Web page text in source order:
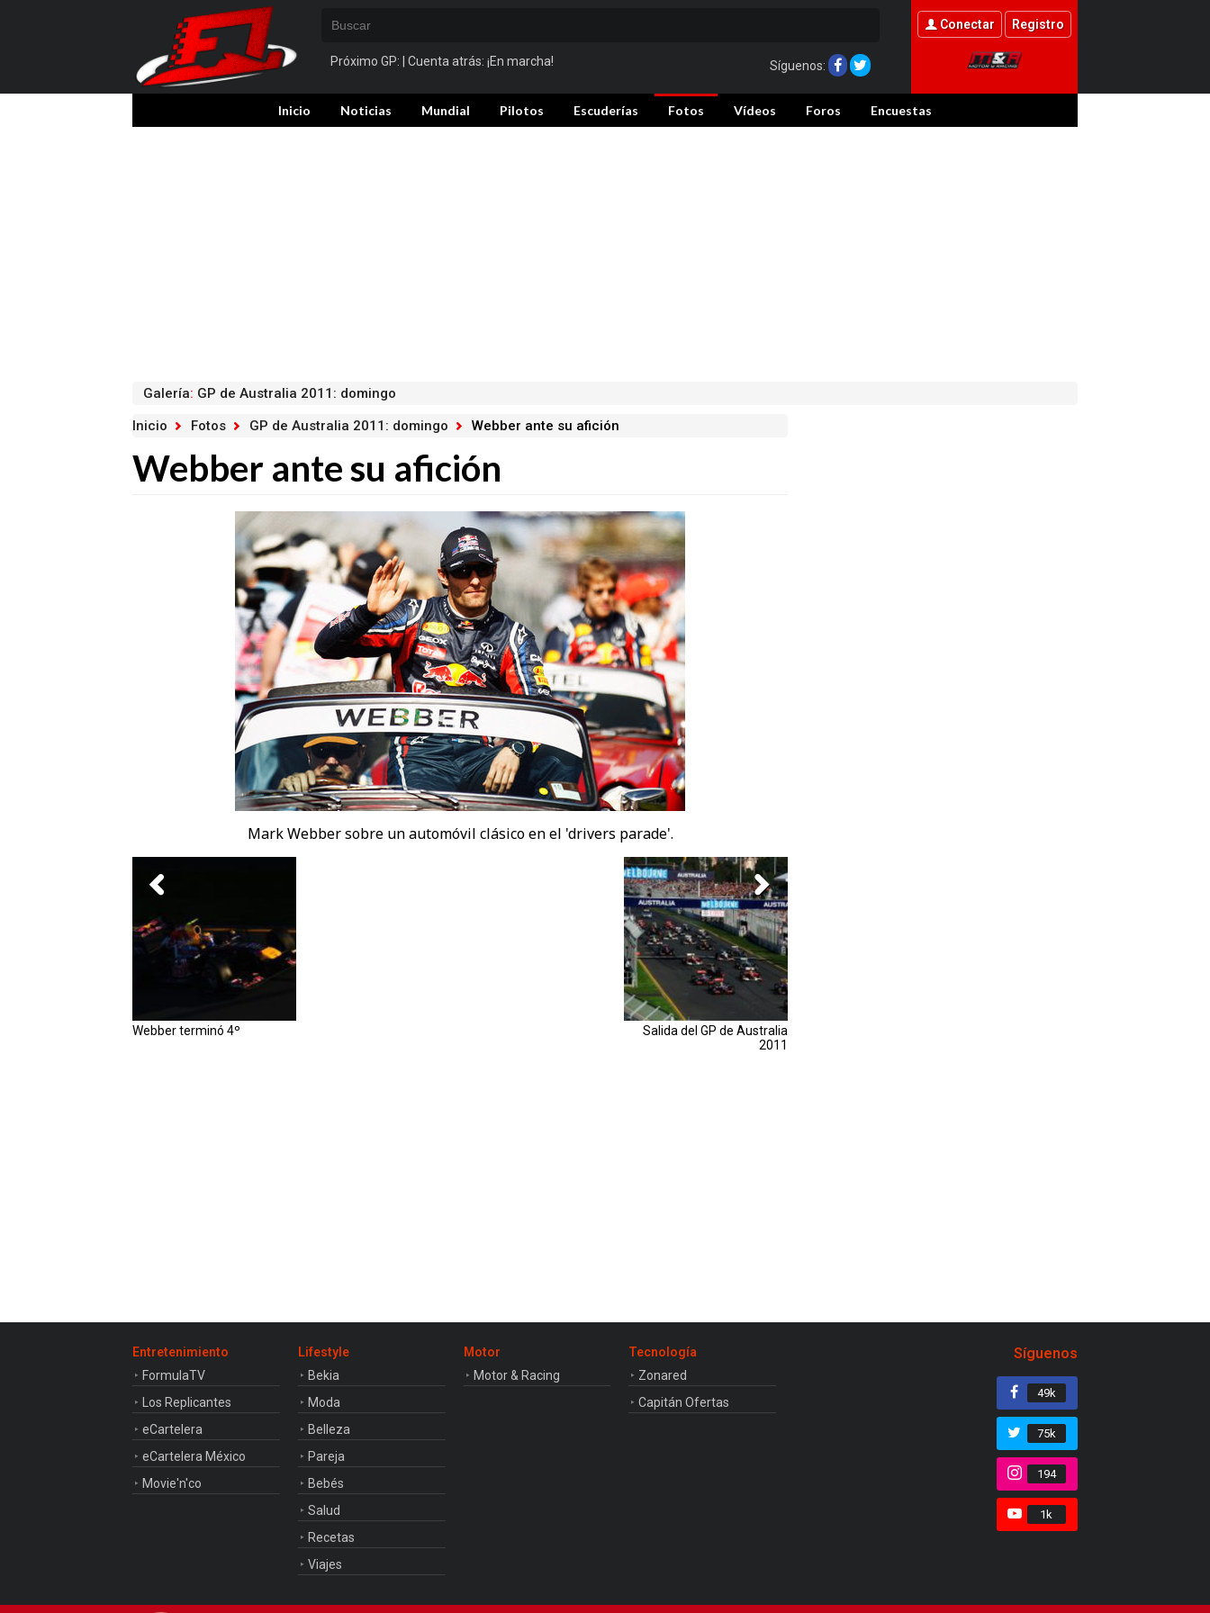
Próximo GP: | Cuenta atrás: ¡En marcha! Síguenos:
Conectar Registro
Inicio Noticias Mundial Pilotos Escuderías Fotos Vídeos Foros Encuestas
Galería: GP de Australia 2011: domingo
Inicio
Fotos GP de Australia 2011: domingo Webber ante su afición
Webber ante su afición
Mark Webber sobre un automóvil clásico en el 'drivers parade'.
Webber terminó 4º
Salida del GP de Australia
2011
Entretenimiento
FormulaTV
Los Replicantes
eCartelera
eCartelera México
Movie'n'co
Lifestyle
Bekia
Moda
Belleza
Pareja
Bebés
Salud
Recetas
Viajes
Motor
Motor & Racing
Tecnología
Zonared
Capitán Ofertas
Síguenos
49k
75k
194
1k